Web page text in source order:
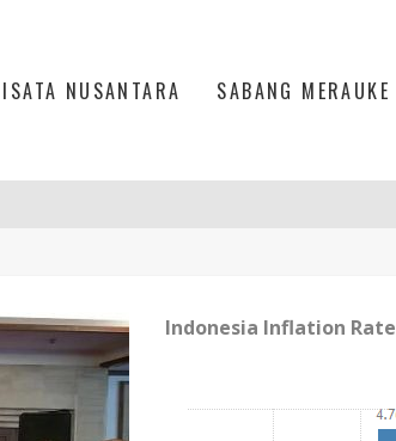
NUSANTARA SABANG MERAUKE
TINGGI PENTING
Indonesia Inflation Rate